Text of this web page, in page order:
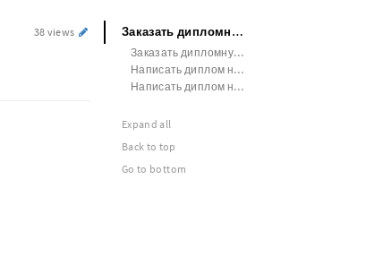
38 views Заказать дипломную работу СГМУ
Заказать дипломную работу СГМУ им. В.И. Разумовского
Написать диплом на заказ Астраханский ГМУ
Написать диплом на заказ СГСПУ
Expand all
Back to top
Go to bottom